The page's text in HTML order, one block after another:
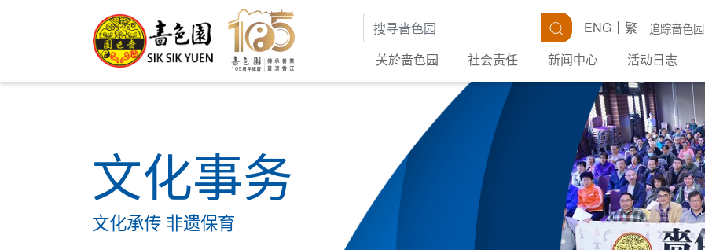
搜寻关键字 搜寻 追踪啬色园
ENG
繁
关於啬色园
社会责任 新闻中心 活动日志
文化事务
文化承传 非遗保育